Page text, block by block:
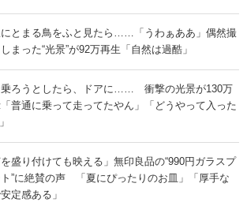
にとまる鳥をふと見たら……「うわぁああ」偶然撮
まった“光景”が92万再生「自然は過酷」
乗ろうとしたら、ドアに…… 衝撃の光景が130万
普通に乗って走ってたやん」「どうやって入った
を盛り付けても映える」無印良品の“990円ガラスプ
ト”に絶賛の声 「夏にぴったりのお皿」「厚手な
定感ある」